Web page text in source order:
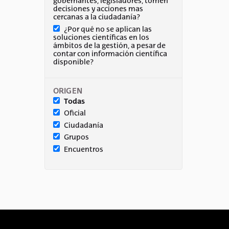
decisiones y acciones mas
cercanas a la ciudadanía?
¿Por qué no se aplican las
soluciones científicas en los
ámbitos de la gestión, a pesar de
contar con información científica
disponible?
ORIGEN
Todas
Oficial
Ciudadanía
Grupos
Encuentros